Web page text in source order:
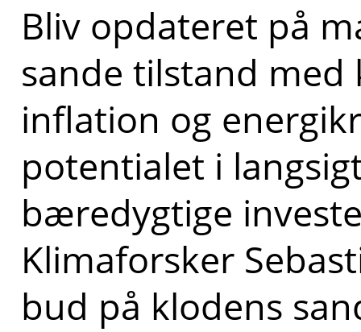
Bliv opdateret på
sande tilstand med
inflation og
potentialet i
bæredygtige
Klimaforsker
bud på klodens